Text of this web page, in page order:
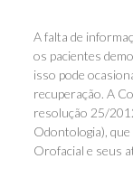
A falta de
os pacientes
isso pode
recuperação. A
resolução 25/
Odontologia),
Orofacial e seus